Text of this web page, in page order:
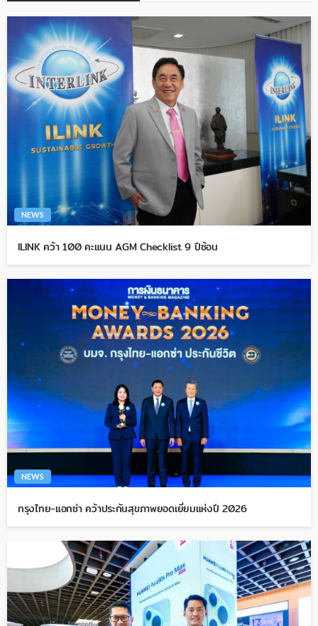
NEWS
ILINK คว้า 100 คะแนน AGM Checklist 9 ปีซ้อน
NEWS
กรุงไทย-แอกซ่า คว้าประกันสุขภาพยอดเยี่ยมแห่งปี 2026